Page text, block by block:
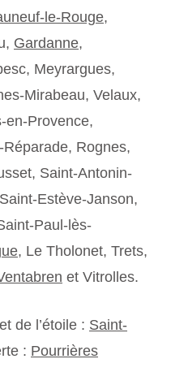
le-Rouge,
Gardanne,
Meyrargues,
Mirabeau, Velaux,
en-Provence,
Rognes,
Saint-Antonin-
Estève-Janson,
Paul-lès-
, Le Tholonet, Trets,
et Vitrolles.
de l’étoile : Saint-
: Pourrières